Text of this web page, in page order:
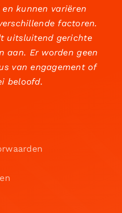
kunnen variëren
factoren.
uitsluitend gerichte
aan. Er worden geen
van engagement of
beloofd.